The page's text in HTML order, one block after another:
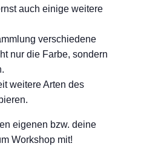
auch einige weitere
verschiedene
nur die Farbe, sondern
weitere Arten des
eigenen bzw. deine
Workshop mit!